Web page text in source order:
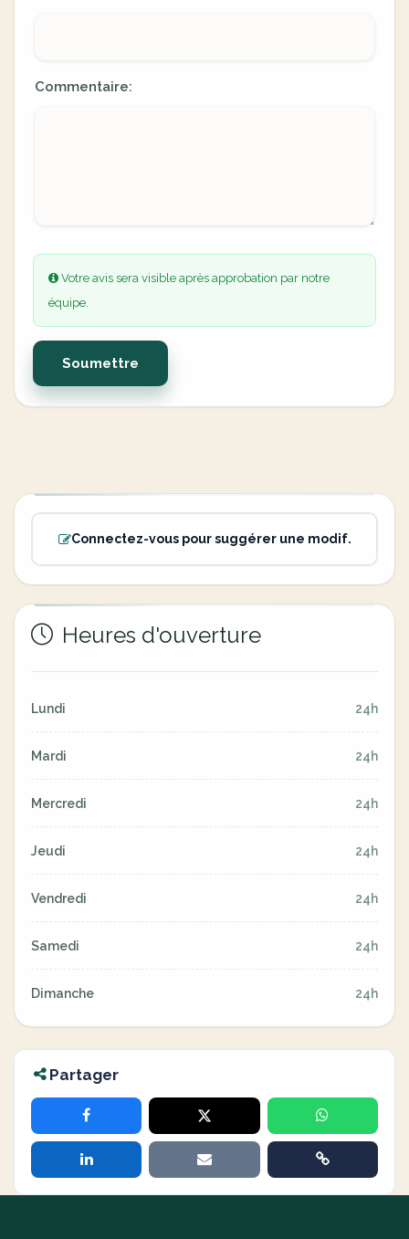
Commentaire:
Votre avis sera visible après approbation par notre
équipe.
Soumettre
Connectez-vous pour suggérer une modif.
Heures d'ouverture
Lundi 24h
Mardi 24h
Mercredi 24h
Jeudi 24h
Vendredi 24h
Samedi 24h
Dimanche 24h
Partager